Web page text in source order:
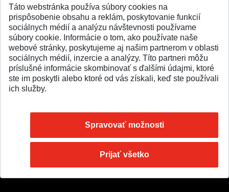
SPÄŤ NA VRCH
Táto webstránka používa súbory cookies na
prispôsobenie obsahu a reklám, poskytovanie funkcií
sociálnych médií a analýzu návštevnosti používame
súbory cookie. Informácie o tom, ako používate naše
webové stránky, poskytujeme aj našim partnerom v oblasti
sociálnych médií, inzercie a analýzy. Títo partneri môžu
príslušné informácie skombinovať s ďalšími údajmi, ktoré
ste im poskytli alebo ktoré od vás získali, keď ste používali
ich služby.
Spravovať možnosti
Prijať všetko